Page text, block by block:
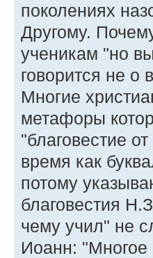
поколениях
Другому.
ученикам "но
говорится не о
Многие
метафоры
"благовестие
время как
потому
благовестия
чему учил" не
Иоанн: "Многое